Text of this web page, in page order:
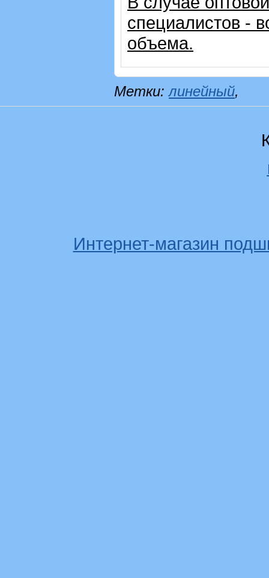
специалистов -
объема.
Метки:линейный,
Интернет-магазин